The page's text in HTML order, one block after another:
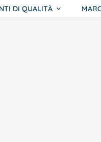
DI QUALITÀ